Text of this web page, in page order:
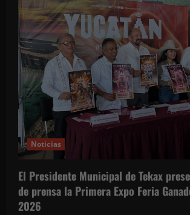
Noticias
El Presidente Municipal de Tekax
de prensa la Primera Expo Feria
2026